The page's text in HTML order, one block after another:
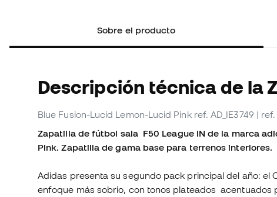
Sobre el producto
Descripción técnica de la
Blue Fusion-Lucid Lemon-Lucid Pink ref. AD_IE3749 |
Zapatilla de fútbol sala F50 League IN de la marca
Pink. Zapatilla de gama base para terrenos interiores.
Adidas presenta su segundo pack principal del año: el
enfoque más sobrio, con tonos plateados acentuados